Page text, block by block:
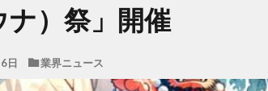
ナ）祭」開催
日 業界ニュース